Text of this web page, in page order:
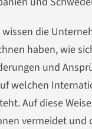
die
haben, wie
und
welchen
Auf diese
vermeidet und